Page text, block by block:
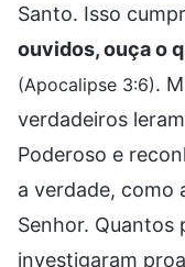
Santo. Isso
ouvidos, ouça o
(Apocalipse 3:6).
verdadeiros
Poderoso e
a verdade, como
Senhor. Quantos
investigaram